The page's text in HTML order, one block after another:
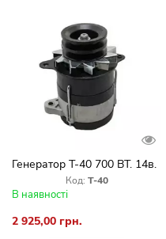
Генератор Т-40 700 ВТ. 14в.
Код: Т-40
В наявності
2 925,00 грн.